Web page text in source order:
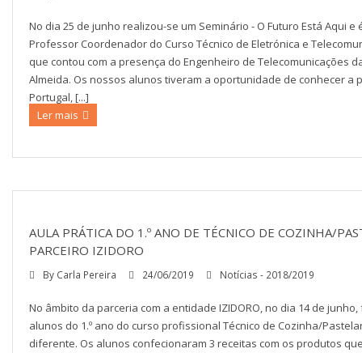
No dia 25 de junho realizou-se um Seminário - O Futuro Está Aqui e
Professor Coordenador do Curso Técnico de Eletrónica e
que contou com a presença do Engenheiro de Telecomunicações
Almeida. Os nossos alunos tiveram a oportunidade de conhecer a
Portugal, [...]
Ler mais
AULA PRÁTICA DO 1.º ANO DE TÉCNICO DE COZINHA/
PARCEIRO IZIDORO
By Carla Pereira 24/06/2019 Notícias - 2018/2019
No âmbito da parceria com a entidade IZIDORO, no dia 14 de
alunos do 1.º ano do curso profissional Técnico de Cozinha/
diferente. Os alunos confecionaram 3 receitas com os produtos